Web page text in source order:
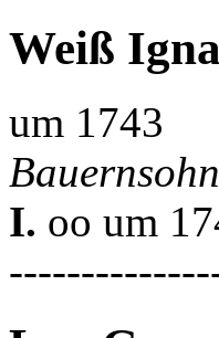
Weiß
um 1743
Bauernsohn
I. oo um